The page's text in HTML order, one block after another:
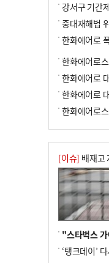
한화에어로
[이슈] 배재고